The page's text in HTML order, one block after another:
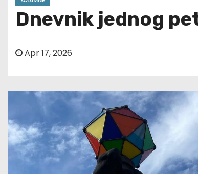
Dnevnik jednog
Apr 17, 2026